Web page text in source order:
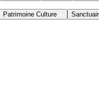
Patrimoine Culture